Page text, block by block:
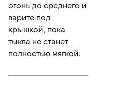
огонь до среднего и
варите под
крышкой, пока
тыква не станет
полностью мягкой.